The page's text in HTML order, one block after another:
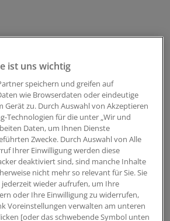
und zwei
ist uns wichtig
speichern und greifen auf
wie Browserdaten oder eindeutige
Gerät zu. Durch Auswahl von Akzeptieren
Technologien für die unter „Wir und
Daten, um Ihnen Dienste
Zwecke. Durch Auswahl von Alle
Ihrer Einwilligung werden diese
deaktiviert sind, sind manche Inhalte
nicht mehr so relevant für Sie. Sie
wieder aufrufen, um Ihre
oder Ihre Einwilligung zu widerrufen,
Voreinstellungen verwalten am unteren
[oder das schwebende Symbol unten